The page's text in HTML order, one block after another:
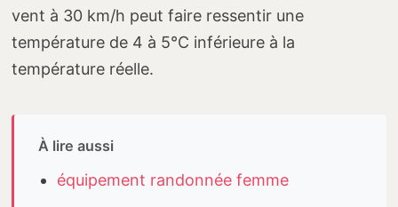
vent à 30 km/h peut faire ressentir une
température de 4 à 5°C inférieure à la
température réelle.
À lire aussi
équipement randonnée femme